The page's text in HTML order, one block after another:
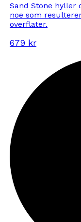
Sand Stone hyller
noe som
overflater.
679 kr